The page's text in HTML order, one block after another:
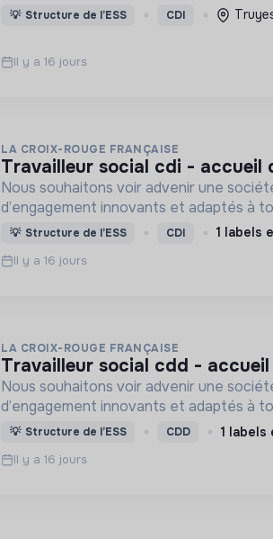
💡 Structure de l’ESS CDI
Il y a 16 jours
LA CROIX-ROUGE FRANÇAISE
travailleur social cdi -
Nous souhaitons voir advenir une
d’engagement innovants et adaptés à
💡 Structure de l’ESS CDI 1 labels
Il y a 16 jours
LA CROIX-ROUGE FRANÇAISE
travailleur social cdd -
Nous souhaitons voir advenir une
d’engagement innovants et adaptés à
💡 Structure de l’ESS CDD 1
Il y a 16 jours